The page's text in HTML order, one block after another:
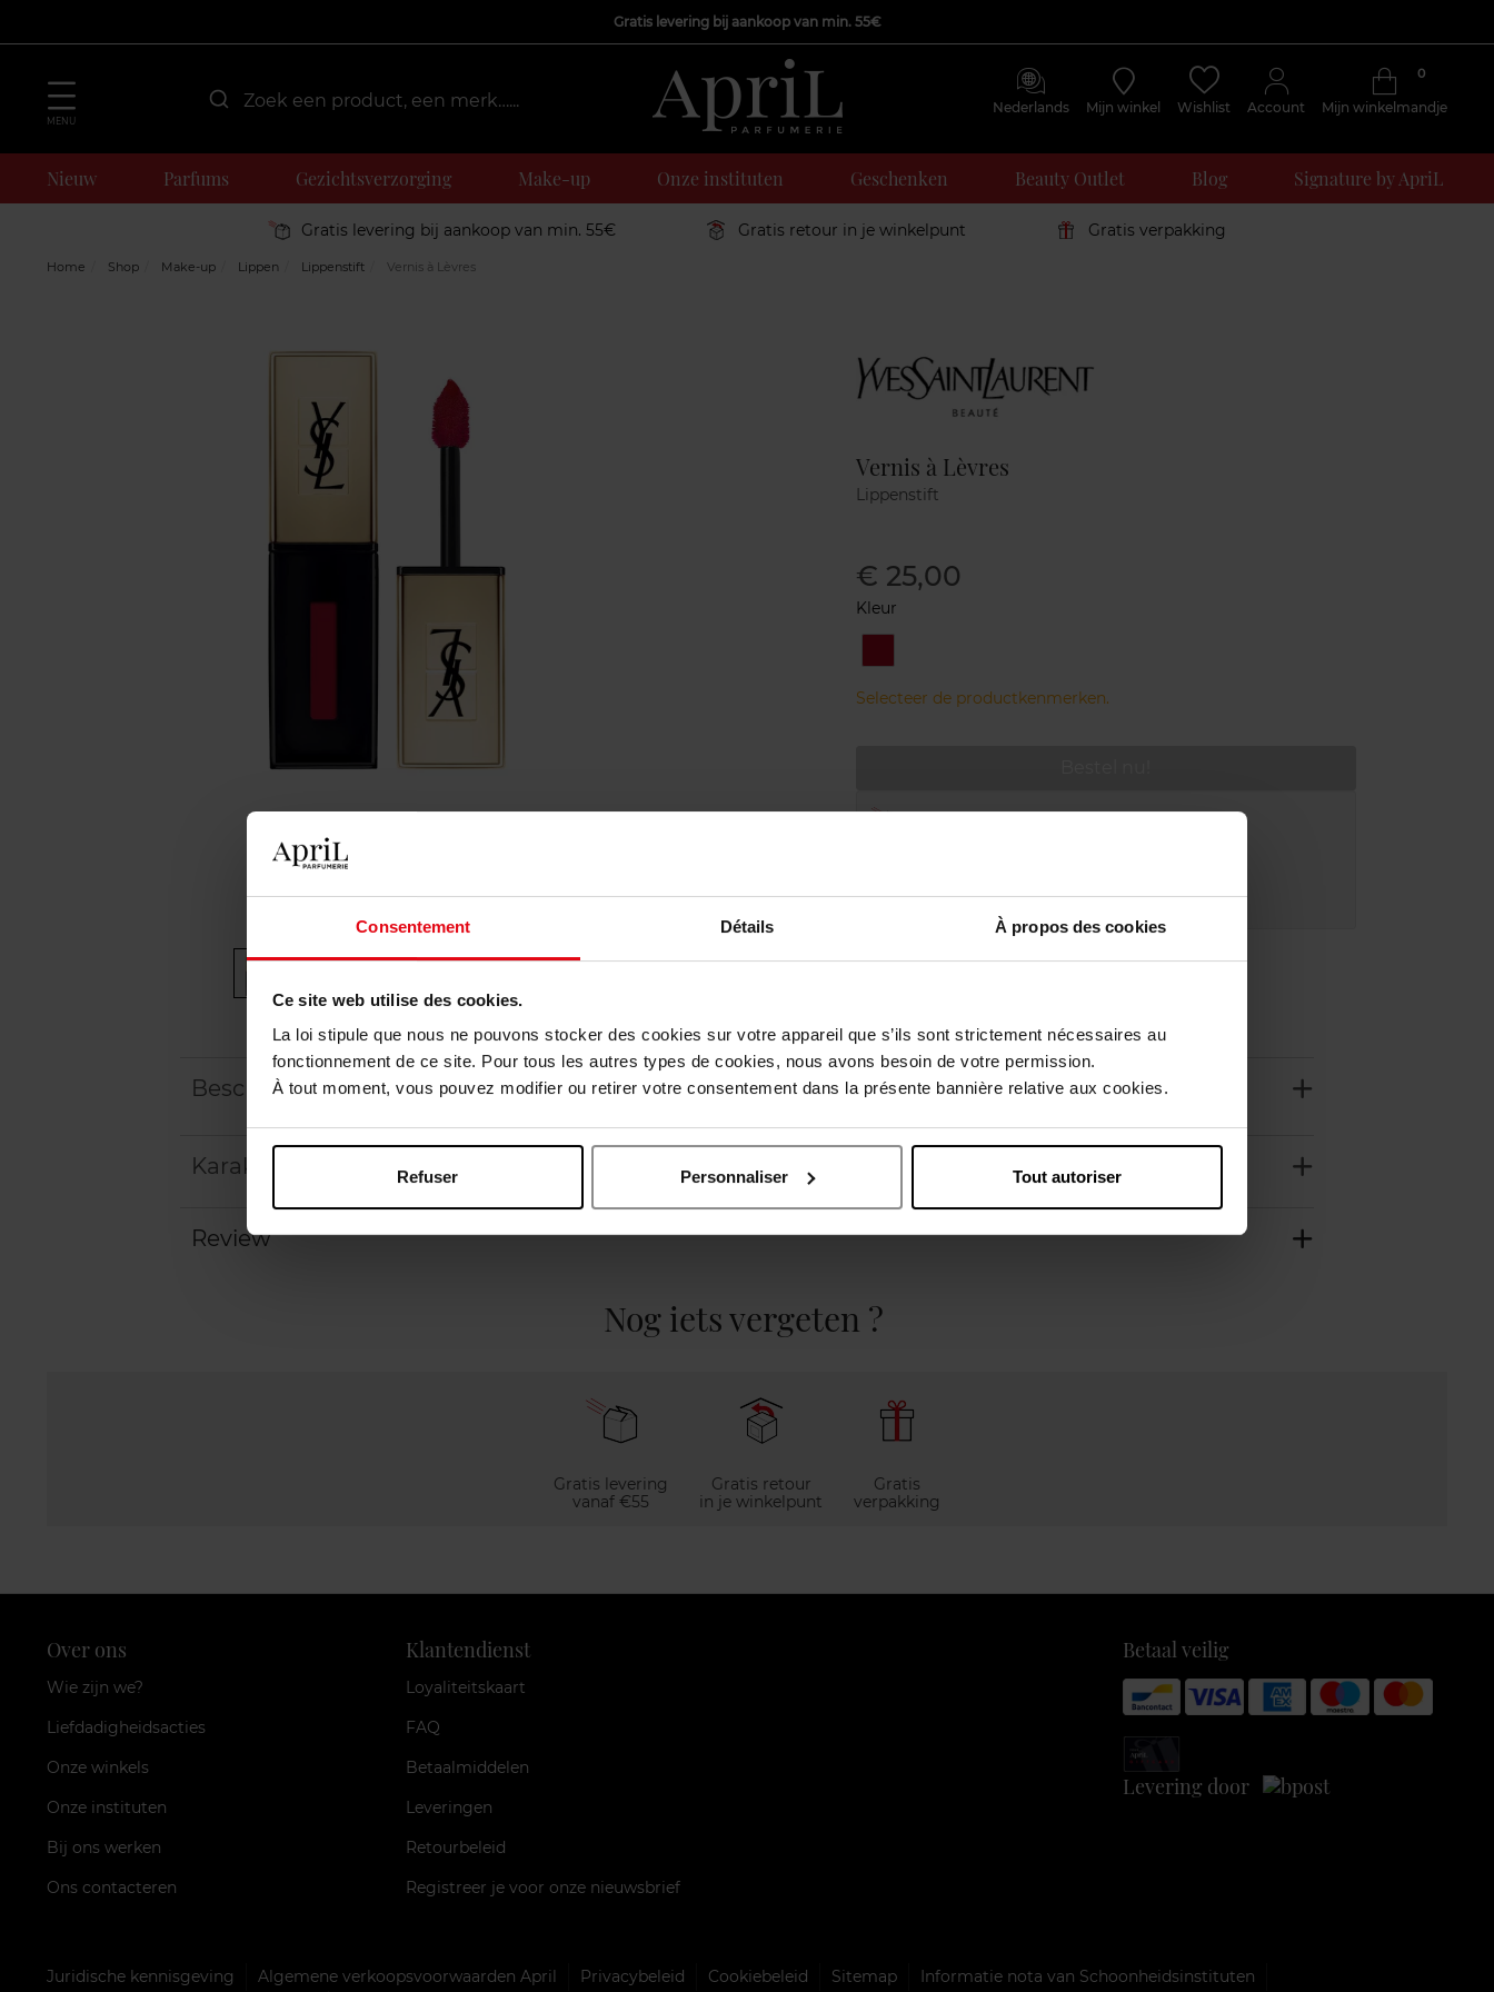
Consentement Détails À propos des cookies
Ce site web utilise des cookies.
La loi stipule que nous ne pouvons stocker des cookies sur votre appareil que s’ils sont strictement nécessaires au
fonctionnement de ce site. Pour tous les autres types de cookies, nous avons besoin de votre permission.
À tout moment, vous pouvez modifier ou retirer votre consentement dans la présente bannière relative aux cookies.
Refuser Personnaliser Tout autoriser
Gratis levering bij aankoop van min. 55€
MENU
Nederlands Mijn winkel Wishlist Account Mijn winkelmandje
0
Nieuw Parfums Gezichtsverzorging Make-up Onze instituten Geschenken Beauty Outlet Blog Signature by ApriL
Gratis levering bij aankoop van min. 55€ Gratis retour in je winkelpunt Gratis verpakking
Home Shop Make-up Lippen Lippenstift Vernis à Lèvres
Vernis à Lèvres
Lippenstift
€ 25,00
Kleur
Rouge
Laque
Selecteer de productkenmerken.
Beschrijving
Karakteristieken
Review
Nog iets vergeten ?
Gratis levering
vanaf €55
Gratis retour
in je winkelpunt
Gratis
verpakking
Over ons
Wie zijn we?
Liefdadigheidsacties
Onze winkels
Onze instituten
Bij ons werken
Ons contacteren
Klantendienst
Loyaliteitskaart
FAQ
Betaalmiddelen
Leveringen
Retourbeleid
Registreer je voor onze nieuwsbrief
Betaal veilig
Levering door
Juridische kennisgeving Algemene verkoopsvoorwaarden April Privacybeleid Cookiebeleid Sitemap Informatie nota van Schoonheidsinstituten